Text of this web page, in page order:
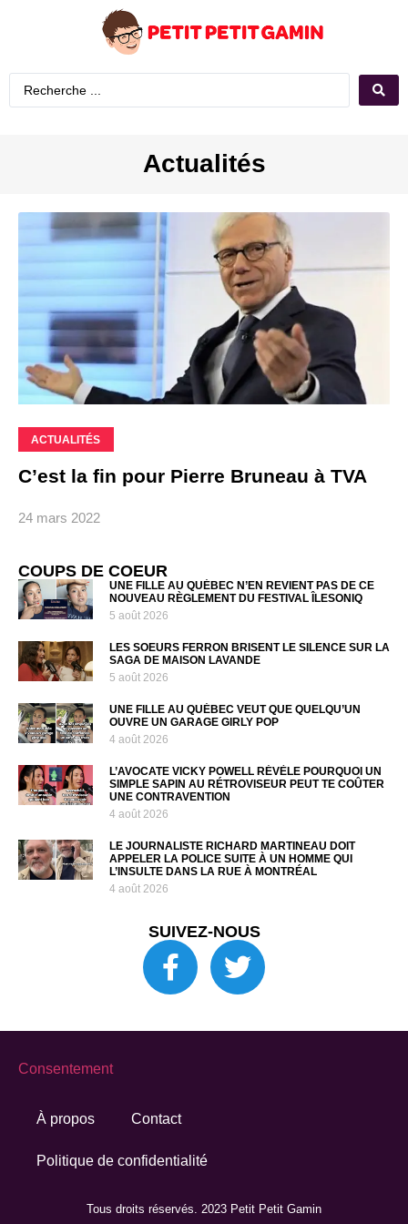
Actualités
ACTUALITÉS
C’est la fin pour Pierre Bruneau à TVA
24 mars 2022
COUPS DE COEUR
UNE FILLE AU QUÉBEC N’EN REVIENT PAS DE CE
NOUVEAU RÈGLEMENT DU FESTIVAL ÎLESONIQ
5 août 2026
LES SOEURS FERRON BRISENT LE SILENCE SUR LA
SAGA DE MAISON LAVANDE
5 août 2026
UNE FILLE AU QUÉBEC VEUT QUE QUELQU’UN
OUVRE UN GARAGE GIRLY POP
4 août 2026
L’AVOCATE VICKY POWELL RÉVÈLE POURQUOI UN
SIMPLE SAPIN AU RÉTROVISEUR PEUT TE COÛTER
UNE CONTRAVENTION
4 août 2026
LE JOURNALISTE RICHARD MARTINEAU DOIT
APPELER LA POLICE SUITE À UN HOMME QUI
L’INSULTE DANS LA RUE À MONTRÉAL
4 août 2026
SUIVEZ-NOUS
Tous droits réservés. 2023 Petit Petit Gamin
À propos Contact
Politique de confidentialité
Consentement